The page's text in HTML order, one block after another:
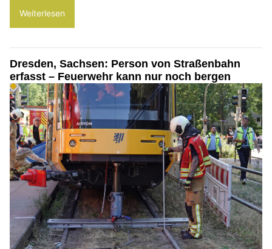
Weiterlesen
Dresden, Sachsen: Person von Straßenbahn
erfasst – Feuerwehr kann nur noch bergen